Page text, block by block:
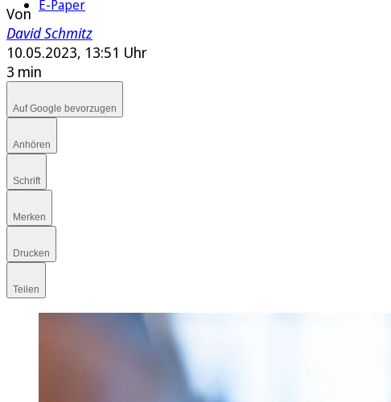
E-Paper
Von
David Schmitz
10.05.2023, 13:51 Uhr
3 min
Auf Google bevorzugen
Anhören
Schrift
Merken
Drucken
Teilen